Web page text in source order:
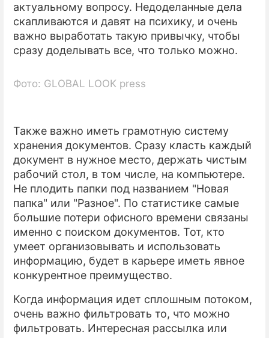
актуальному вопросу. Недоделанные дела
скапливаются и давят на психику, и очень
важно выработать такую привычку, чтобы
сразу доделывать все, что только можно.
Фото: GLOBAL LOOK press
Также важно иметь грамотную систему
хранения документов. Сразу класть каждый
документ в нужное место, держать чистым
рабочий стол, в том числе, на компьютере.
Не плодить папки под названием "Новая
папка" или "Разное". По статистике самые
большие потери офисного времени связаны
именно с поиском документов. Тот, кто
умеет организовывать и использовать
информацию, будет в карьере иметь явное
конкурентное преимущество.
Когда информация идет сплошным потоком,
очень важно фильтровать то, что можно
фильтровать. Интересная рассылка или